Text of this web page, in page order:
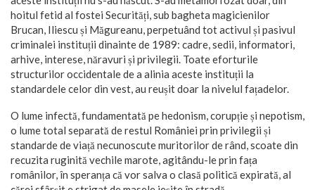
hoitul fetid al fostei Securități, sub bagheta magicienilor
Brucan, Iliescu și Măgureanu, perpetuând tot activul și pasivul
criminalei instituții dinainte de 1989: cadre, sedii, informatori,
arhive, interese, năravuri și privilegii. Toate eforturile
structurilor occidentale de a alinia aceste instituții la
standardele celor din vest, au reușit doar la nivelul fațadelor.
O lume infectă, fundamentată pe hedonism, corupție și nepotism,
o lume total separată de restul României prin privilegii și
standarde de viață necunoscute muritorilor de rând, scoate din
recuzita ruginită vechile marote, agitându-le prin fața
românilor, în speranța că vor salva o clasă politică expirată, al